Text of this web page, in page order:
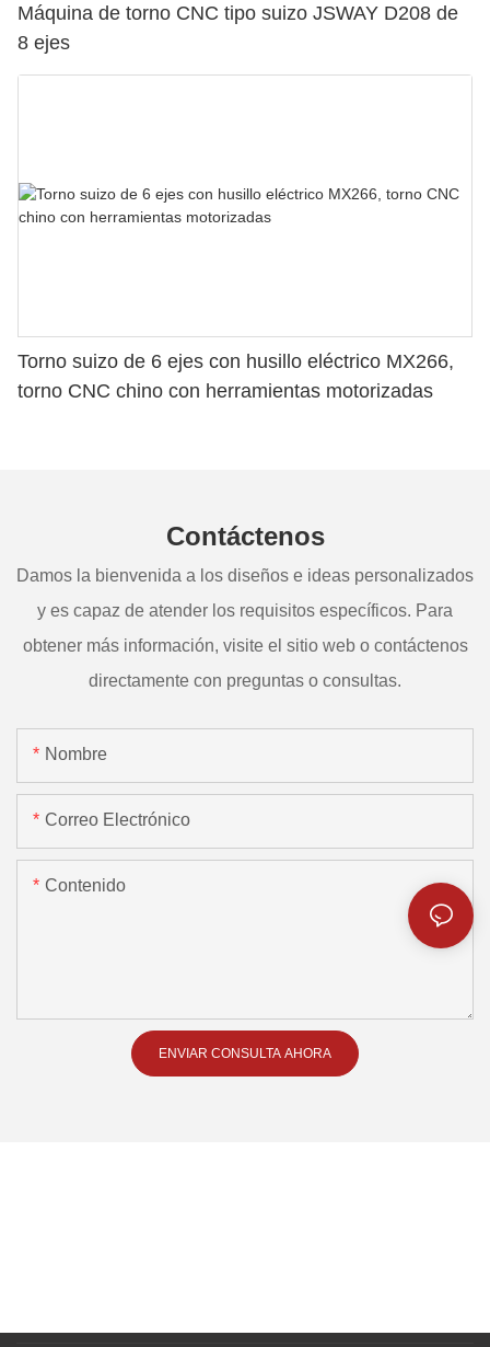
Máquina de torno CNC tipo suizo JSWAY D208 de
8 ejes
Torno suizo de 6 ejes con husillo eléctrico MX266,
torno CNC chino con herramientas motorizadas
Contáctenos
Damos la bienvenida a los diseños e ideas personalizados
y es capaz de atender los requisitos específicos. Para
obtener más información, visite el sitio web o contáctenos
directamente con preguntas o consultas.
Nombre
Correo Electrónico
Contenido
ENVIAR CONSULTA AHORA